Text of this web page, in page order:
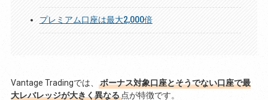
プレミアム口座は最大2,000倍
Vantage Tradingでは、
ボーナス対象口座とそうでない口座で最
大レバレッジが大きく異なる点が特徴です。